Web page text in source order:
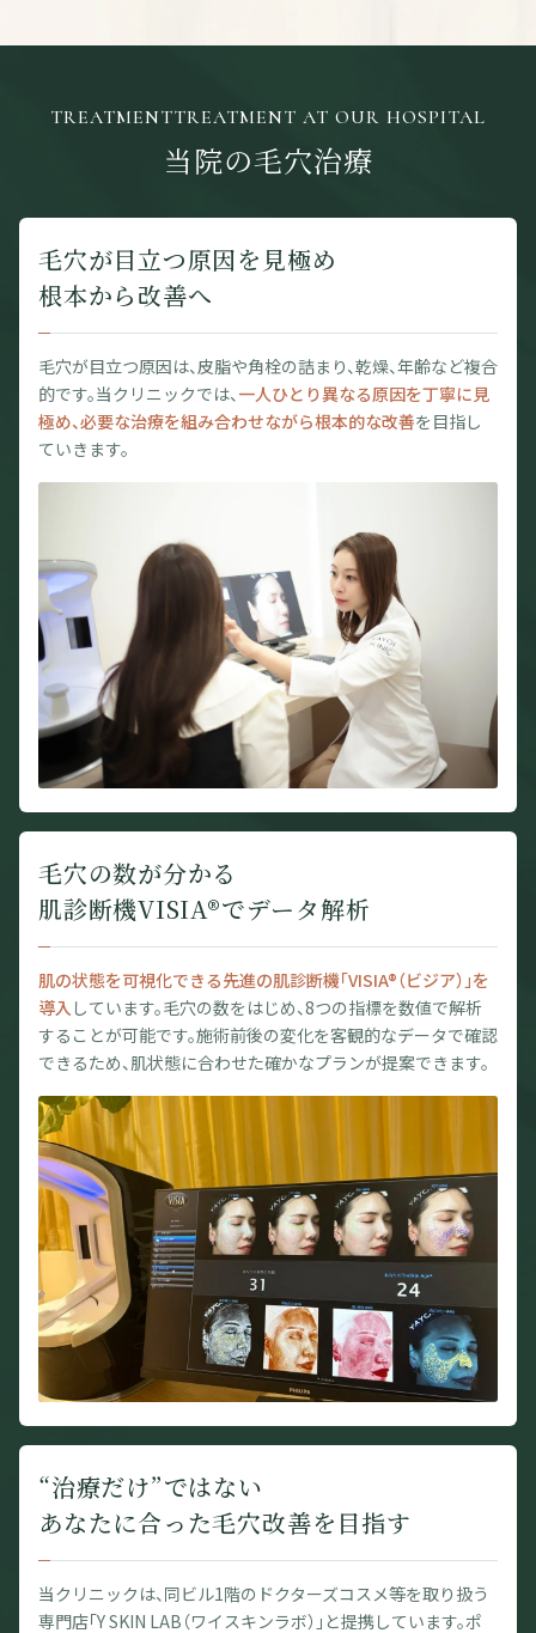
TREATMENTTREATMENT AT OUR HOSPITAL
当院の毛穴治療
毛穴が目立つ原因を見極め
根本から改善へ
毛穴が目立つ原因は、皮脂や角栓の詰まり、乾燥、年齢など複合
的です。当クリニックでは、一人ひとり異なる原因を丁寧に見
極め、必要な治療を組み合わせながら根本的な改善を目指し
ていきます。
毛穴の数が分かる
肌診断機VISIA®でデータ解析
肌の状態を可視化できる先進の肌診断機「VISIA®（ビジア）」を
導入 しています。毛穴の数をはじめ、8つの指標を数値で解析
することが可能です。施術前後の変化を客観的なデータで確認
できるため、肌状態に合わせた確かなプランが提案できます。
“治療だけ”ではない
あなたに合った毛穴改善を目指す
当クリニックは、同ビル1階のドクターズコスメ等を取り扱う
専門店「Y SKIN LAB（ワイスキンラボ）」と提携しています。ポ